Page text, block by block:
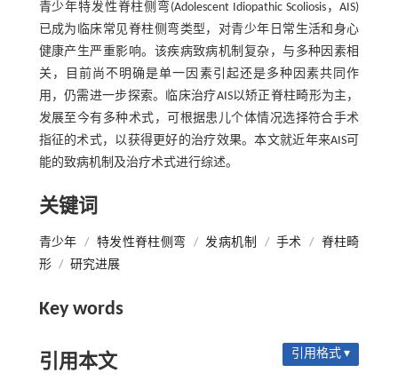
青少年特发性脊柱侧弯(Adolescent Idiopathic Scoliosis，AIS)
已成为临床常见脊柱侧弯类型，对青少年日常生活和身心
健康产生严重影响。该疾病致病机制复杂，与多种因素相
关，目前尚不明确是单一因素引起还是多种因素共同作
用，仍需进一步探索。临床治疗AIS以矫正脊柱畸形为主，
发展至今有多种术式，可根据患儿个体情况选择符合手术
指征的术式，以获得更好的治疗效果。本文就近年来AIS可
能的致病机制及治疗术式进行综述。
关键词
青少年 / 特发性脊柱侧弯 / 发病机制 / 手术 / 脊柱畸
形 / 研究进展
Key words
引用本文 引用格式 ▾